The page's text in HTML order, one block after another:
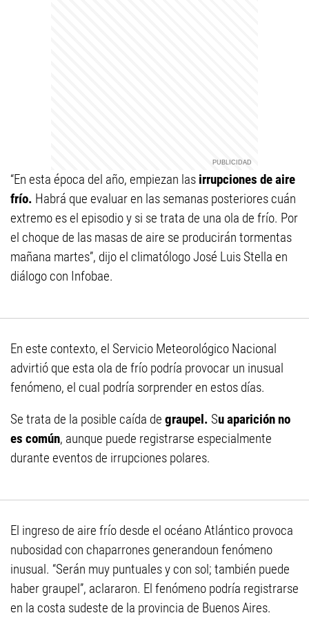
“En esta época del año, empiezan las irrupciones de aire
frío. Habrá que evaluar en las semanas posteriores cuán
extremo es el episodio y si se trata de una ola de frío. Por
el choque de las masas de aire se producirán tormentas
mañana martes”, dijo el climatólogo José Luis Stella en
diálogo con Infobae.
En este contexto, el Servicio Meteorológico Nacional
advirtió que esta ola de frío podría provocar un inusual
fenómeno, el cual podría sorprender en estos días.
Se trata de la posible caída de graupel. Su aparición no
es común, aunque puede registrarse especialmente
durante eventos de irrupciones polares.
El ingreso de aire frío desde el océano Atlántico provoca
nubosidad con chaparrones generandoun fenómeno
inusual. “Serán muy puntuales y con sol; también puede
haber graupel”, aclararon. El fenómeno podría registrarse
en la costa sudeste de la provincia de Buenos Aires.